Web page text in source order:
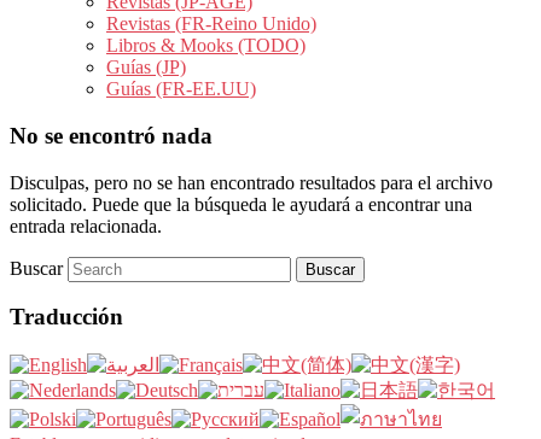
Revistas (FR-Reino Unido)
Libros & Mooks (TODO)
Guías (JP)
Guías (FR-EE.UU)
No se encontró nada
Disculpas, pero no se han encontrado resultados para el archivo
solicitado. Puede que la búsqueda le ayudará a encontrar una
entrada relacionada.
Buscar
Traducción